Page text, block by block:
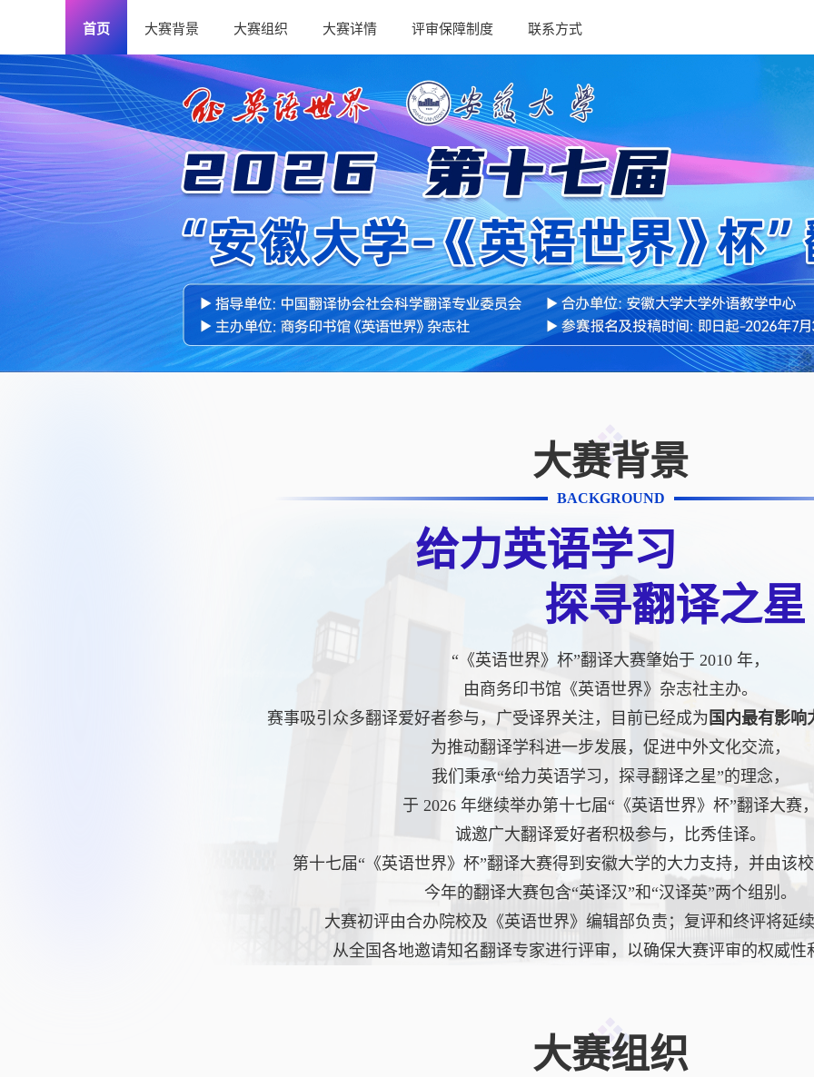
首页 大赛背景 大赛组织 大赛详情 评审保障制度 联系方式
大赛背景
BACKGROUND
给力英语学习
探寻翻译之星
“《英语世界》杯”翻译大赛肇始于 2010 年，
由商务印书馆《英语世界》杂志社主办。
赛事吸引众多翻译爱好者参与，广受译界关注，目前已经成为 国内最有影响
为推动翻译学科进一步发展，促进中外文化交流，
我们秉承“给力英语学习，探寻翻译之星”的理念，
于 2026 年继续举办第十七届“《英语世界》杯”翻译大赛
诚邀广大翻译爱好者积极参与，比秀佳译。
第十七届“《英语世界》杯”翻译大赛得到安徽大学的大力支持，并由该
今年的翻译大赛包含“英译汉”和“汉译英”两个组别。
大赛初评由合办院校及《英语世界》编辑部负责；复评和终评将延
从全国各地邀请知名翻译专家进行评审，以确保大赛评审的权威性
大赛组织